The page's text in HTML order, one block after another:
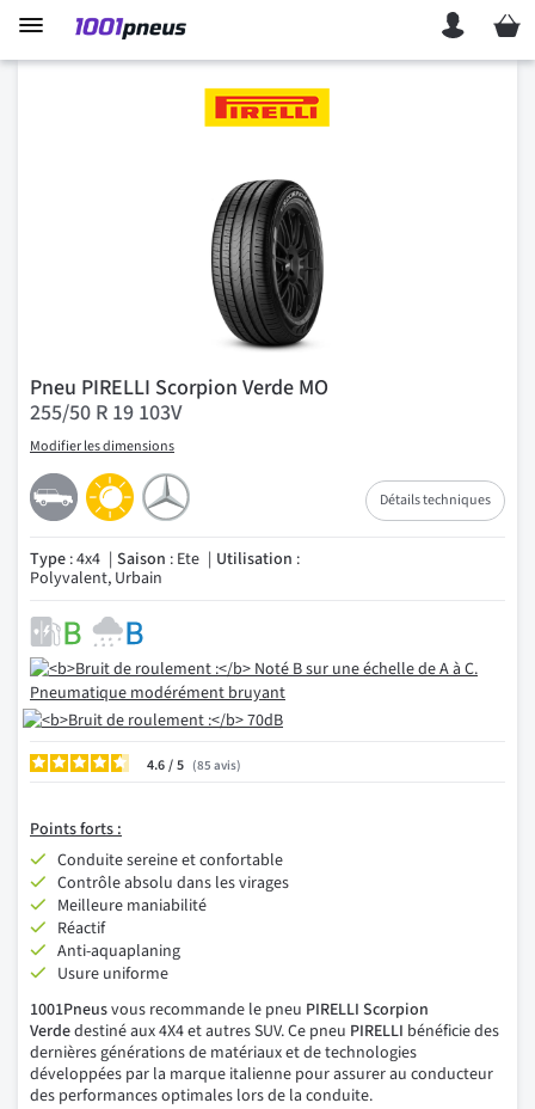
Mon
Pneu PIRELLI Scorpion Verde MO
255/50 R 19 103V
Modifier les dimensions
Détails techniques
Type : 4x4 Saison : Ete Utilisation :
Polyvalent, Urbain
4.6/ 85 avis
Points forts :
Conduite sereine et confortable
Contrôle absolu dans les virages
Meilleure maniabilité
Réactif
Anti-aquaplaning
Usure uniforme
1001Pneusvous recommande le pneu PIRELLI Scorpion
Verdedestiné aux 4X4 et autres SUV. Ce pneu PIRELLI bénéficie des
dernières générations de matériaux et de technologies
développées par la marque italienne pour assurer au conducteur
des performances optimales lors de la conduite.